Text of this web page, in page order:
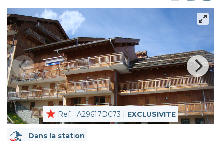
Ref. : A29617DC73 | EXCLUSIVITE
Dans la station